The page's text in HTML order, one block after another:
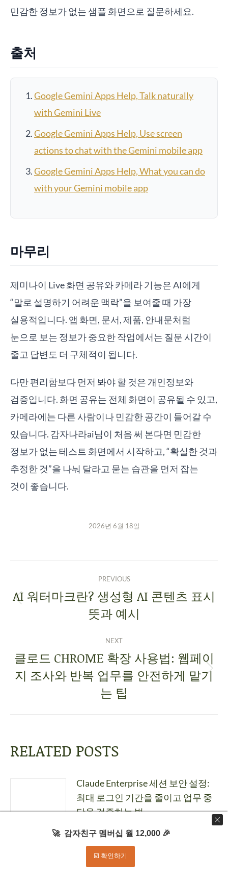
민감한 정보가 없는 샘플 화면으로 질문하세요.
출처
Google Gemini Apps Help, Talk naturally
with Gemini Live
Google Gemini Apps Help, Use screen
actions to chat with the Gemini mobile app
Google Gemini Apps Help, What you can do
with your Gemini mobile app
마무리
제미나이 Live 화면 공유와 카메라 기능은 AI에게
“말로 설명하기 어려운 맥락”을 보여줄 때 가장
실용적입니다. 앱 화면, 문서, 제품, 안내문처럼
눈으로 보는 정보가 중요한 작업에서는 질문 시간이
줄고 답변도 더 구체적이 됩니다.
다만 편리함보다 먼저 봐야 할 것은 개인정보와
검증입니다. 화면 공유는 전체 화면이 공유될 수 있고,
카메라에는 다른 사람이나 민감한 공간이 들어갈 수
있습니다. 감자나라ai님이 처음 써 본다면 민감한
정보가 없는 테스트 화면에서 시작하고, “확실한 것과
추정한 것”을 나눠 달라고 묻는 습관을 먼저 잡는
것이 좋습니다.
2026년 6월 18일
PREVIOUS
AI 워터마크란? 생성형 AI 콘텐츠 표시
뜻과 예시
NEXT
클로드 CHROME 확장 사용법: 웹페이
지 조사와 반복 업무를 안전하게 맡기
는 팁
RELATED POSTS
Claude Enterprise 세션 보안 설정:
최대 로그인 기간을 줄이고 업무 중
단을 검증하는 법
Claude for Excel 시나리오 분석: 가
정값 변경 영향과 수식 관계를 검토
🚀 감자친구 멤버십 월 12,000 🎉
☑️ 확인하기